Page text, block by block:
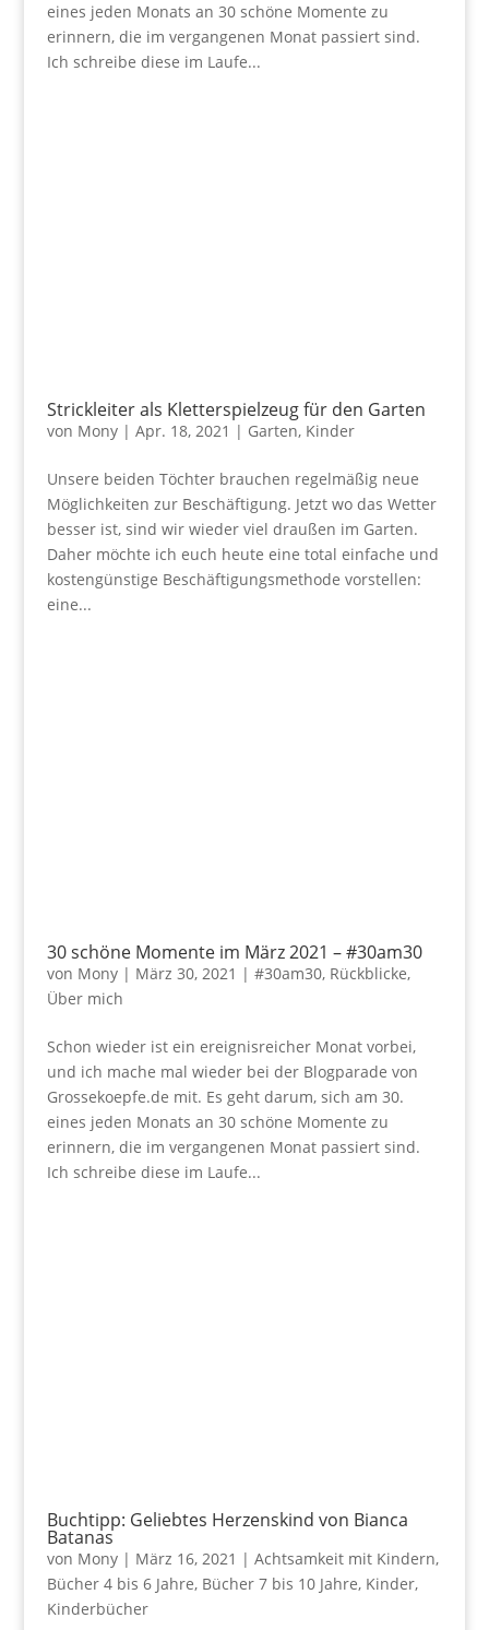
eines jeden Monats an 30 schöne Momente zu
erinnern, die im vergangenen Monat passiert sind.
Ich schreibe diese im Laufe...
Strickleiter als Kletterspielzeug für den Garten
von Mony| Apr. 18, 2021 | Garten, Kinder
Unsere beiden Töchter brauchen regelmäßig neue
Möglichkeiten zur Beschäftigung. Jetzt wo das Wetter
besser ist, sind wir wieder viel draußen im Garten.
Daher möchte ich euch heute eine total einfache und
kostengünstige Beschäftigungsmethode vorstellen:
eine...
30 schöne Momente im März 2021 – #30am30
von Mony| März 30, 2021 | #30am30, Rückblicke,
Über mich
Schon wieder ist ein ereignisreicher Monat vorbei,
und ich mache mal wieder bei der Blogparade von
Grossekoepfe.de mit. Es geht darum, sich am 30.
eines jeden Monats an 30 schöne Momente zu
erinnern, die im vergangenen Monat passiert sind.
Ich schreibe diese im Laufe...
Buchtipp: Geliebtes Herzenskind von Bianca
Batanas
von Mony| März 16, 2021 | Achtsamkeit mit Kindern,
Bücher 4 bis 6 Jahre, Bücher 7 bis 10 Jahre, Kinder,
Kinderbücher